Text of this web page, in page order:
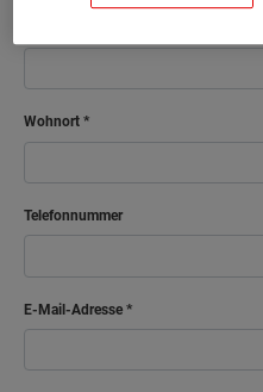
Wohnort
Telefonnummer
E-Mail-Adresse